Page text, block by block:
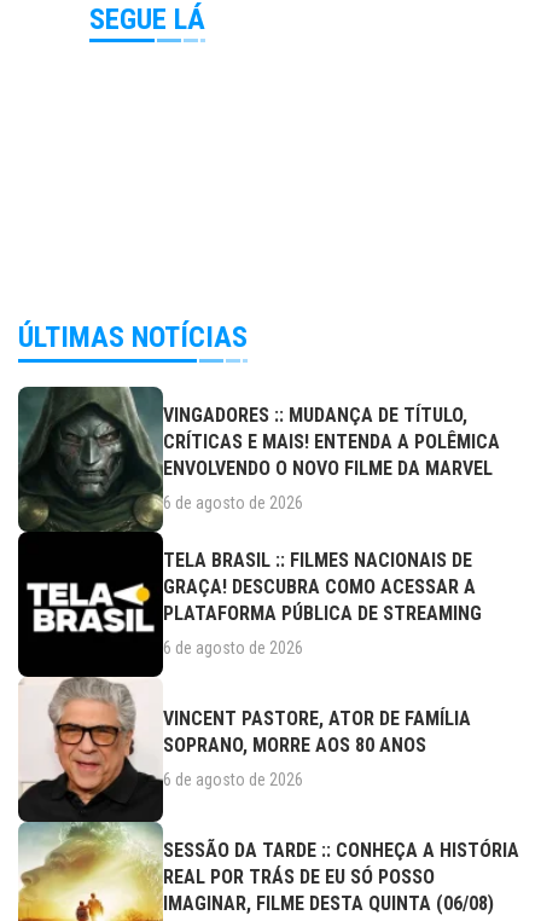
SEGUE LÁ
ÚLTIMAS NOTÍCIAS
VINGADORES :: MUDANÇA DE TÍTULO,
CRÍTICAS E MAIS! ENTENDA A POLÊMICA
ENVOLVENDO O NOVO FILME DA MARVEL
6 de agosto de 2026
TELA BRASIL :: FILMES NACIONAIS DE
GRAÇA! DESCUBRA COMO ACESSAR A
PLATAFORMA PÚBLICA DE STREAMING
6 de agosto de 2026
VINCENT PASTORE, ATOR DE FAMÍLIA
SOPRANO, MORRE AOS 80 ANOS
6 de agosto de 2026
SESSÃO DA TARDE :: CONHEÇA A HISTÓRIA
REAL POR TRÁS DE EU SÓ POSSO
IMAGINAR, FILME DESTA QUINTA (06/08)